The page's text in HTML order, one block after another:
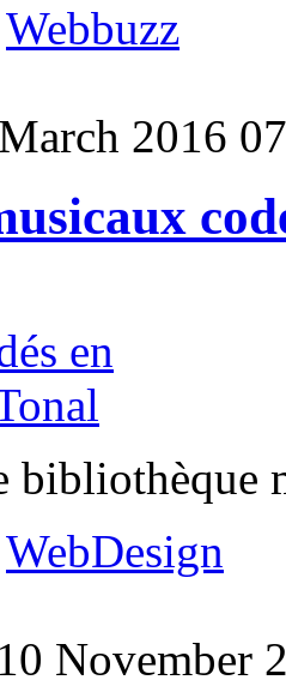
Webbuzz
2016
bibliothèque
WebDesign
November